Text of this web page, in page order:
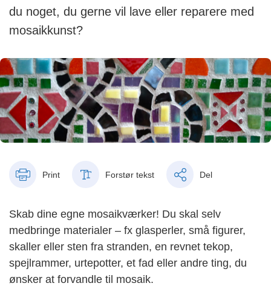
du noget, du gerne vil lave eller reparere med
mosaikkunst?
Print Forstør tekst Del
Skab dine egne mosaikværker! Du skal selv
medbringe materialer – fx glasperler, små figurer,
skaller eller sten fra stranden, en revnet tekop,
spejlrammer, urtepotter, et fad eller andre ting, du
ønsker at forvandle til mosaik.